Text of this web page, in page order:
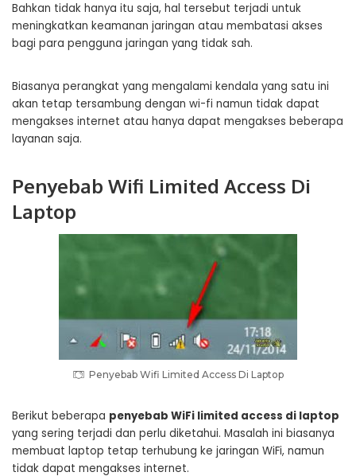
Bahkan tidak hanya itu saja, hal tersebut terjadi untuk
meningkatkan keamanan jaringan atau membatasi akses
bagi para pengguna jaringan yang tidak sah.
Biasanya perangkat yang mengalami kendala yang satu ini
akan tetap tersambung dengan wi-fi namun tidak dapat
mengakses internet atau hanya dapat mengakses beberapa
layanan saja.
Penyebab Wifi Limited Access Di
Laptop
Penyebab Wifi Limited Access Di Laptop
Berikut beberapa penyebab WiFi limited access di laptop
yang sering terjadi dan perlu diketahui. Masalah ini biasanya
membuat laptop tetap terhubung ke jaringan WiFi, namun
tidak dapat mengakses internet.